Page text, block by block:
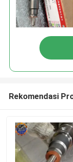
Rekomendasi